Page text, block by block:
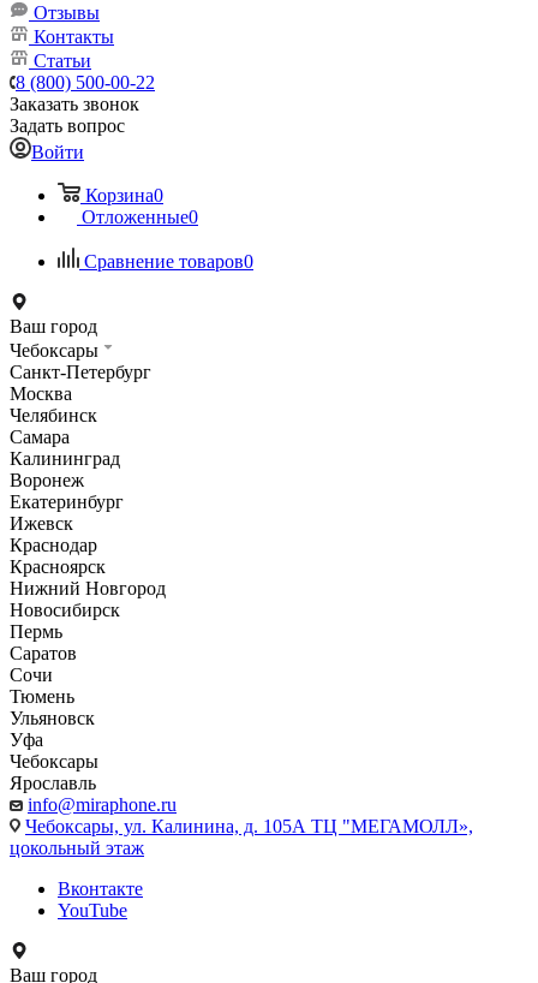
Отзывы
Контакты
Статьи
8 (800) 500-00-22
Заказать звонок
Задать вопрос
Войти
Корзина0
Отложенные0
Сравнение товаров0
Ваш город
Чебоксары
Санкт-Петербург
Москва
Челябинск
Самара
Калининград
Воронеж
Екатеринбург
Ижевск
Краснодар
Красноярск
Нижний Новгород
Новосибирск
Пермь
Саратов
Сочи
Тюмень
Ульяновск
Уфа
Чебоксары
Ярославль
info@miraphone.ru
Чебоксары, ул. Калинина, д. 105А ТЦ "МЕГАМОЛЛ»,
цокольный этаж
Вконтакте
YouTube
Ваш город